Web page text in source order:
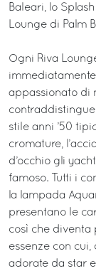
Baleari, lo
Lounge di Palm
Ogni Riva
appassionato di
contraddistingue
stile anni ’50
cromature,
d’occhio gli
famoso. Tutti i
la lampada
presentano le
così che diventa
essenze con cui,
adorate da star